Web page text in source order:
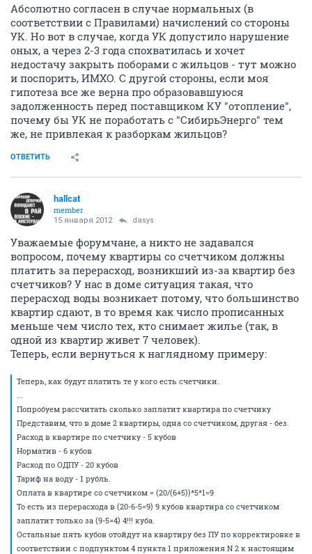
Абсолютно согласен в случае нормальных (в
соответствии с Правилами) начислений со стороны
УК. Но вот в случае, когда УК допустило нарушение
оных, а через 2-3 года спохватилась и хочет
недостачу закрыть поборами с жильцов - тут можно
и поспорить, ИМХО. С другой стороны, если моя
гипотеза все же верна про образовавшуюся
задолженность перед поставщиком КУ "отопление",
почему бы УК не поработать с "СибирьЭнерго" тем
же, не привлекая к разборкам жильцов?
ОТВЕТИТЬ
hallcat
member
15 января 2012 dasys
Уважаемые форумчане, а никто не задавался
вопросом, почему квартиры со счетчиком должны
платить за перерасход, возникший из-за квартир без
счетчиков? У нас в доме ситуация такая, что
перерасход воды возникает потому, что большинство
квартир сдают, в то время как число прописанных
меньше чем число тех, кто снимает жилье (так, в
одной из квартир живет 7 человек).
Теперь, если вернуться к наглядному примеру:
Теперь, как будут платить те у кого есть счетчики.
...
Попробуем рассчитать сколько заплатит квартира по счетчику
Представим, что в доме 2 квартиры, одна со счетчиком, другая - без.
Расход в квартире по счетчику - 5 кубов
Норматив - 6 кубов
Расход по ОДПУ - 20 кубов
Тариф на воду - 1 рубль.
Оплата в квартире со счетчиком = (20/(6+5))*5*1=9
То есть из перерасхода в (20-6-5=9) 9 кубов квартира со счетчиком
заплатит только за (9-5=4) 4!!! куба.
Остальные пять кубов отойдут на квартиру без ПУ по корректировке в
соответствии с подпунктом 4 пункта 1 приложения N 2 к настоящим